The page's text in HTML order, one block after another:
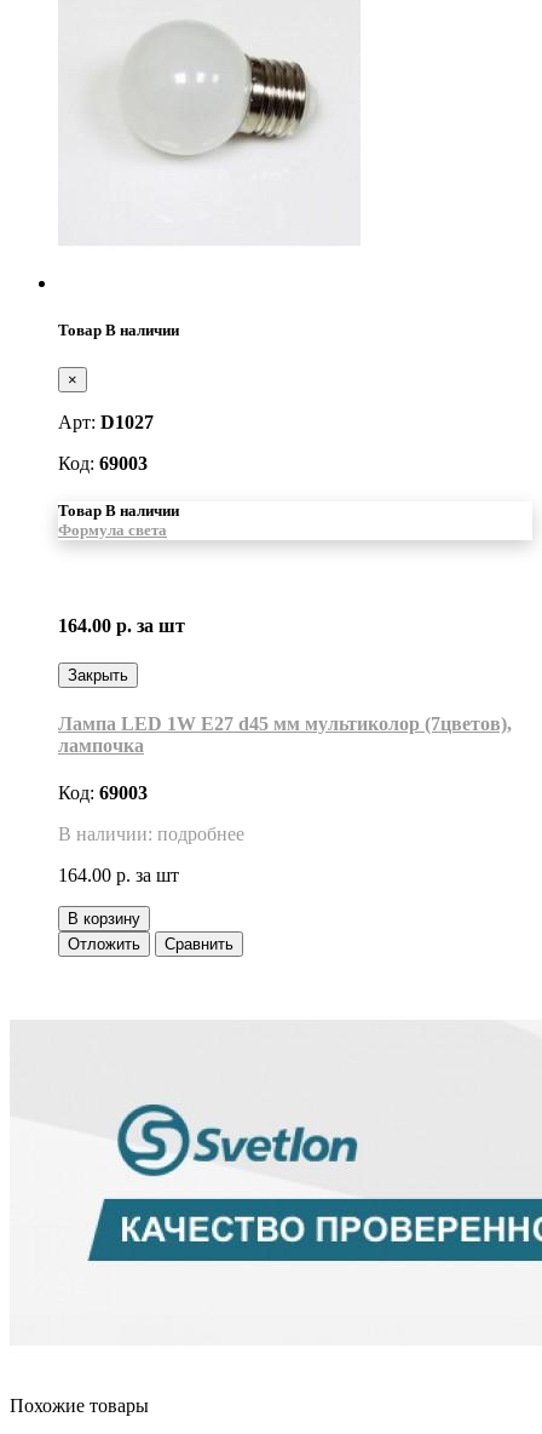
Товар В наличии
×
Арт: D1027
Код: 69003
Товар В наличии
Формула света
164.00 р. за шт
Закрыть
Лампа LED 1W Е27 d45 мм мультиколор (7цветов),
лампочка
Код: 69003
В наличии: подробнее
164.00 р. за шт
В корзину
Отложить
Сравнить
Похожие товары